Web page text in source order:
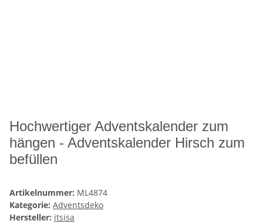
Hochwertiger Adventskalender zum
hängen - Adventskalender Hirsch zum
befüllen
Artikelnummer: ML4874
Kategorie: Adventsdeko
Hersteller: itsisa